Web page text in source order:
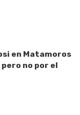
en Matamoros
no por el